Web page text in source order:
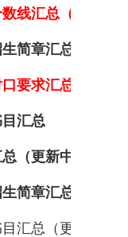
线汇总（不限更
简章汇总
要求汇总
汇总
（更新中）
简章汇总
汇总（更新中）